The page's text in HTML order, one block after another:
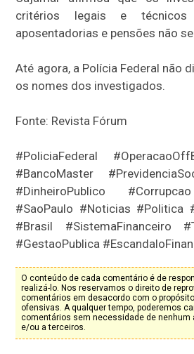
critérios legais e
aposentadorias e pensões não
Até agora, a Polícia Federal não
os nomes dos investigados.
Fonte: Revista Fórum
#PoliciaFederal
#BancoMaster
#DinheiroPublico
#SaoPaulo #Noticias #Politica
#Brasil #SistemaFinanceiro
#GestaoPublica
O conteúdo de cada comentário é de
realizá-lo. Nos reservamos o direito de
comentários em desacordo com o
ofensivas. A qualquer tempo, poderemos
comentários sem necessidade de nenhum
e/ou a terceiros.